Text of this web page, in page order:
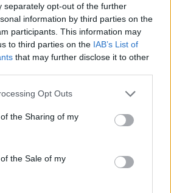
separately opt-out of the further
information by third parties on the
participants. This information may
to third parties on the IAB’s List of
that may further disclose it to other
app uses one or more Google
or usage behaviour. You may click to
to Google and its third-party tags to
specified purposes in below Google
Opt Outs
the Sharing of my
the Sale of my
Foods That Are Known to Cause
Parasites
és végkielégítés: mikor jár pénz a